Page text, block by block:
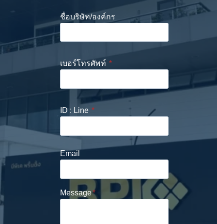
ชื่อบริษัท/องค์กร
เบอร์โทรศัพท์ *
ID : Line *
Email
Message*